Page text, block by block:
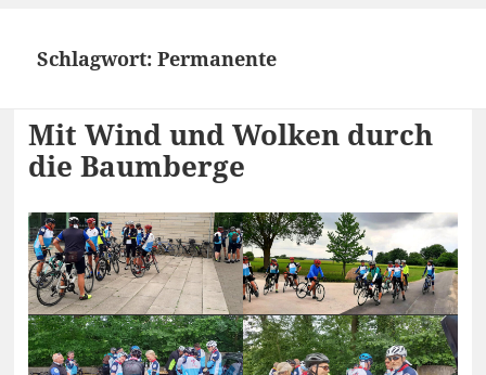
Schlagwort:Permanente
Mit Wind und Wolken durch
die Baumberge